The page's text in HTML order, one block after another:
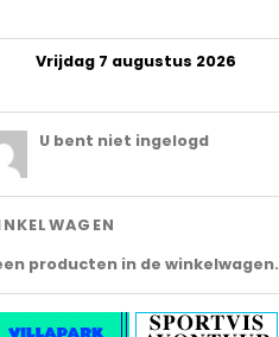
Vrijdag 7 augustus 2026
U bent niet ingelogd
producten in de winkelwagen.